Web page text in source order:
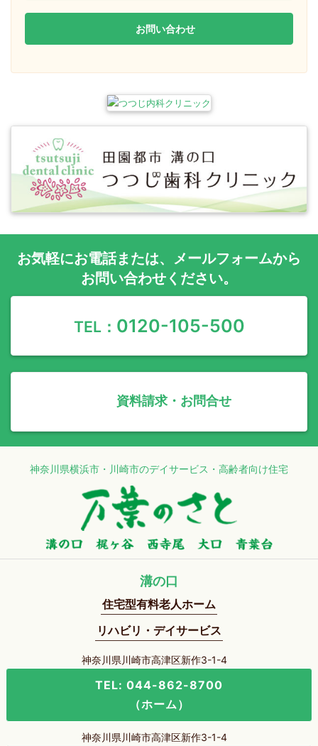
お問い合わせ
お気軽にお電話または、 メールフォームから
お問い合わせください。
TEL： 0120-105-500
資料請求・お問合せ
神奈川県横浜市・川崎市のデイサービス・高齢者向け住宅
溝の口
住宅型有料老人ホーム
リハビリ・デイサービス
神奈川県川崎市高津区新作3-1-4
TEL: 044-862-8700
（ホーム）
神奈川県川崎市高津区新作3-1-4